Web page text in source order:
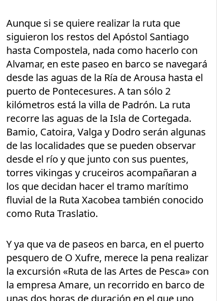
Aunque si se quiere realizar la ruta que
siguieron los restos del Apóstol Santiago
hasta Compostela, nada como hacerlo con
Alvamar, en este paseo en barco se navegará
desde las aguas de la Ría de Arousa hasta el
puerto de Pontecesures. A tan sólo 2
kilómetros está la villa de Padrón. La ruta
recorre las aguas de la Isla de Cortegada.
Bamio, Catoira, Valga y Dodro serán algunas
de las localidades que se pueden observar
desde el río y que junto con sus puentes,
torres vikingas y cruceiros acompañaran a
los que decidan hacer el tramo marítimo
fluvial de la Ruta Xacobea también conocido
como Ruta Traslatio.
Y ya que va de paseos en barca, en el puerto
pesquero de O Xufre, merece la pena realizar
la excursión «Ruta de las Artes de Pesca» con
la empresa Amare, un recorrido en barco de